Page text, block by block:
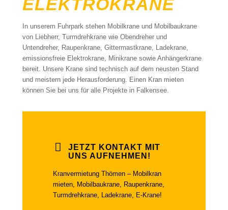
ELEKTROKRANE
In unserem Fuhrpark stehen Mobilkrane und Mobilbaukrane
von Liebherr, Turmdrehkrane wie Obendreher und
Untendreher, Raupenkrane, Gittermastkrane, Ladekrane,
emissionsfreie Elektrokrane, Minikrane sowie Anhängerkrane
bereit. Unsere Krane sind technisch auf dem neusten Stand
und meistern jede Herausforderung. Einen Kran mieten
können Sie bei uns für alle Projekte in Falkensee.
JETZT KONTAKT MIT
UNS AUFNEHMEN!
Kranvermietung Thömen – Mobilkran
mieten, Mobilbaukrane, Raupenkrane,
Turmdrehkrane, Ladekrane, E-Krane!